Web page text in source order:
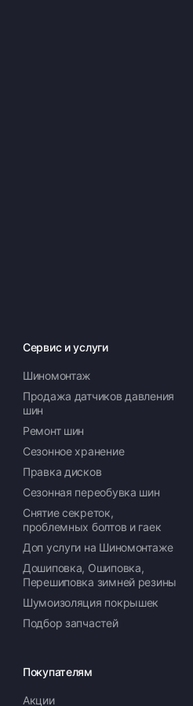
при получении,
для Юр.Лица
Сервис и услуги
Шиномонтаж
Продажа датчиков давления
шин
Ремонт шин
Сезонное хранение
Правка дисков
Сезонная переобувка шин
Снятие секреток,
проблемных болтов и гаек
Доп услуги на Шиномонтаже
Дошиповка, Ошиповка,
Перешиповка зимней резины
Шумоизоляция покрышек
Подбор запчастей
Покупателям
Акции